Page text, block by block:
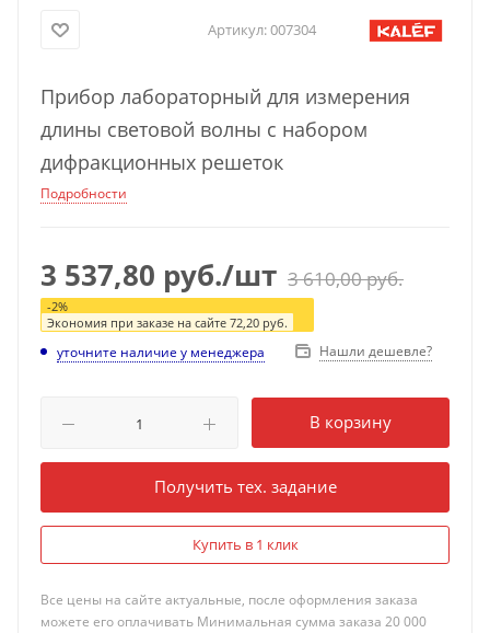
Артикул:007304
Прибор лабораторный для измерения
длины световой волны с набором
дифракционных решеток
Подробности
3 537,80 руб./шт 3 610,00руб.
-2%
Экономия при заказе на сайте 72,20 руб.
уточните наличие у менеджера Нашли дешевле?
В корзину
Получить тех. задание
Купить в 1 клик
Все цены на сайте актуальные, после оформления заказа
можете его оплачивать Минимальная сумма заказа 20 000